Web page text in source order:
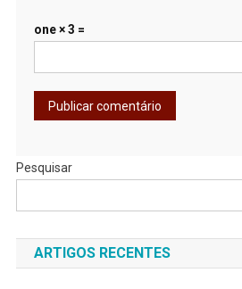
one × 3 =
Pesquisar
ARTIGOS RECENTES